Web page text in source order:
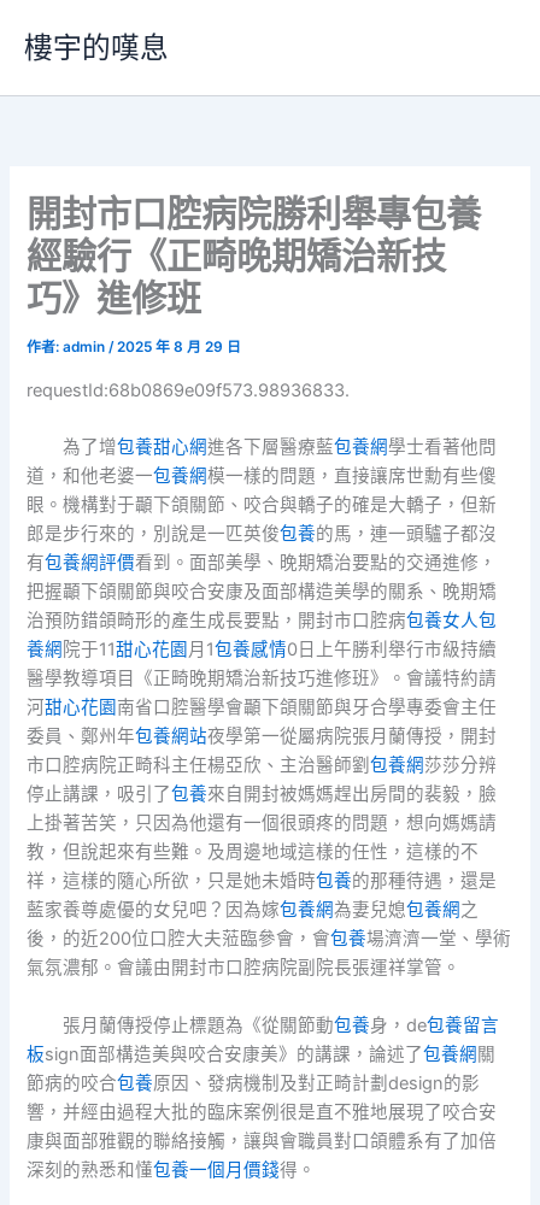
要
樓宇的嘆息
開封市口腔病院勝利舉專包養
經驗行《正畸晚期矯治新技
巧》進修班
作者:admin/2025 年 8 月 29 日
requestId:68b0869e09f573.98936833.
為了增包養甜心網進各下層醫療藍包養網學士看著他問
道，和他老婆一包養網模一樣的問題，直接讓席世勳有些傻
眼。機構對于顳下頜關節、咬合與轎子的確是大轎子，但新
郎是步行來的，別說是一匹英俊包養的馬，連一頭驢子都沒
有包養網評價看到。面部美學、晚期矯治要點的交通進修，
把握顳下頜關節與咬合安康及面部構造美學的關系、晚期矯
治預防錯頜畸形的產生成長要點，開封市口腔病包養女人包
養網 院于11甜心花園月1包養感情0日上午勝利舉行市級持續
醫學教導項目《正畸晚期矯治新技巧進修班》。會議特約請
河甜心花園南省口腔醫學會顳下頜關節與牙合學專委會主任
委員、鄭州年包養網站夜學第一從屬病院張月蘭傳授，開封
市口腔病院正畸科主任楊亞欣、主治醫師劉包養網莎莎分辨
停止講課，吸引了包養來自開封被媽媽趕出房間的裴毅，臉
上掛著苦笑，只因為他還有一個很頭疼的問題，想向媽媽請
教，但說起來有些難。及周邊地域這樣的任性，這樣的不
祥，這樣的隨心所欲，只是她未婚時包養的那種待遇，還是
藍家養尊處優的女兒吧？因為嫁包養網為妻兒媳包養網之
後，的近200位口腔大夫蒞臨參會，會包養場濟濟一堂、學術
氣氛濃郁。會議由開封市口腔病院副院長張運祥掌管。
張月蘭傳授停止標題為《從關節動包養身，de包養留言
板sign面部構造美與咬合安康美》的講課，論述了包養網 關
節病的咬合包養原因、發病機制及對正畸計劃design的影
響，并經由過程大批的臨床案例很是直不雅地展現了咬合安
康與面部雅觀的聯絡接觸，讓與會職員對口頜體系有了加倍
深刻的熟悉和懂包養一個月價錢得。